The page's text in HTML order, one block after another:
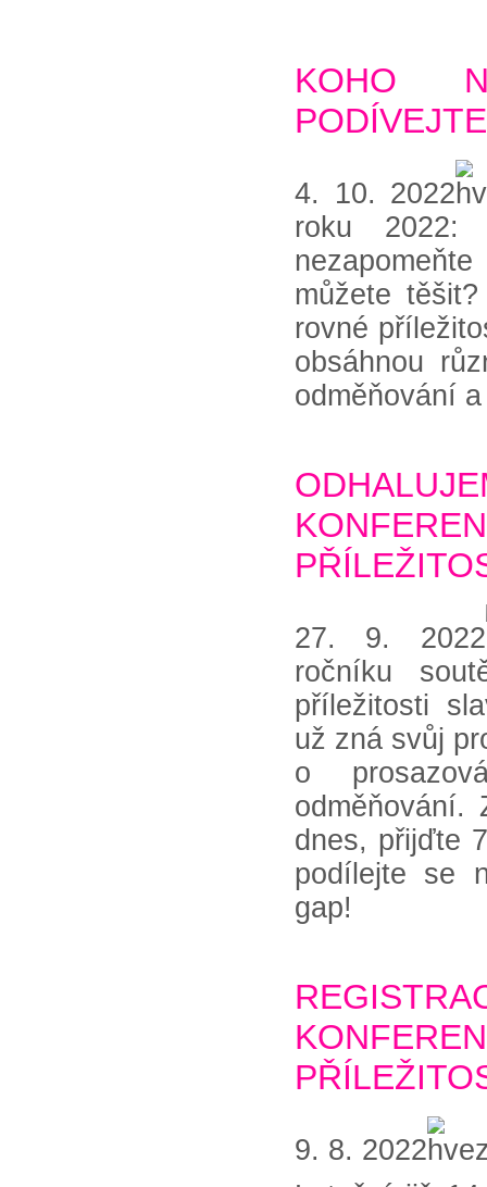
KOHO
4. 10. 2022
roku
můžete
rovné
obsáhnou
odměňování
27. 9. 2022
ročníku
příležitosti
už zná svůj
o
odměňování.
dnes, přijďte
podílejte se
gap!
9. 8. 2022